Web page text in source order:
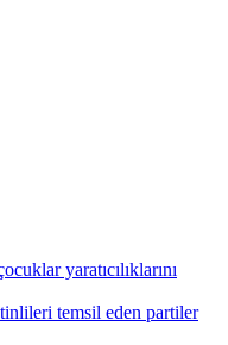
yaratıcılıklarını
temsil eden partiler